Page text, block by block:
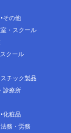
その他
・スクール
クール
チック製品
診療所
化粧品
務・労務